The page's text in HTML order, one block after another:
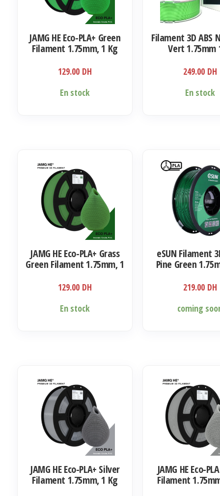
JAMG HE Eco-PLA+ Green
Filament 1.75mm, 1 Kg
129.00 DH
En stock
Filament 3D ABS
Vert 1.75mm
249.00 DH
En stock
JAMG HE Eco-PLA+ Grass
Green Filament 1.75mm, 1
129.00 DH
En stock
eSUN Filament
Pine Green
219.00 DH
coming
JAMG HE Eco-PLA+ Silver
Filament 1.75mm, 1 Kg
JAMG HE Eco-
Filament